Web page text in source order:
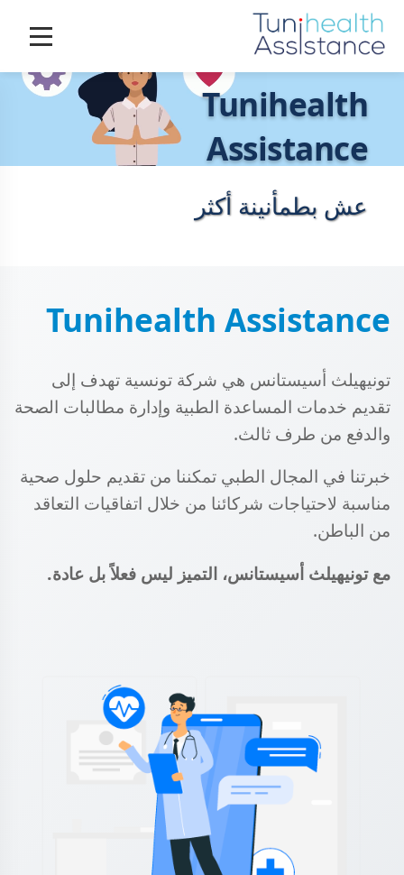
Tunihealth
Assistance
عش بطمأنينة أكثر
Tunihealth Assistance
تونيهيلث أسيستانس هي شركة تونسية تهدف إلى
تقديم خدمات المساعدة الطبية وإدارة مطالبات الصحة
والدفع من طرف ثالث.
خبرتنا في المجال الطبي تمكننا من تقديم حلول صحية
مناسبة لاحتياجات شركائنا من خلال اتفاقيات التعاقد
من الباطن.
مع تونيهيلث أسيستانس، التميز ليس فعلاً بل عادة.